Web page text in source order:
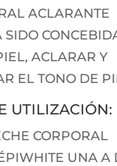
ACLARANTE
ACLARAR Y
EL TONO DE
UTILIZACIÓN:
CORPORAL
UNA A